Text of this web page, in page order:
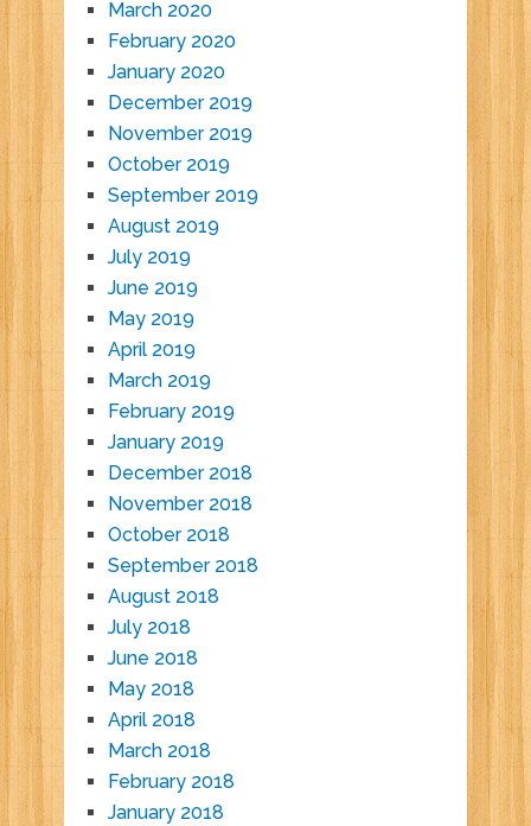
March 2020
February 2020
January 2020
December 2019
November 2019
October 2019
September 2019
August 2019
July 2019
June 2019
May 2019
April 2019
March 2019
February 2019
January 2019
December 2018
November 2018
October 2018
September 2018
August 2018
July 2018
June 2018
May 2018
April 2018
March 2018
February 2018
January 2018